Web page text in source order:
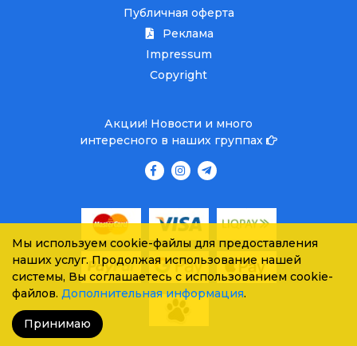
Публичная оферта
Реклама
Impressum
Copyright
Акции! Новости и много
интересного в наших группах
Мы используем cookie-файлы для предоставления
наших услуг. Продолжая использование нашей
системы, Вы соглашаетесь с использованием cookie-
файлов. Дополнительная информация.
Принимаю